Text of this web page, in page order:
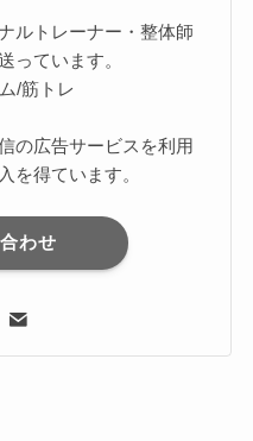
ルトレーナー・整体師
っています。
/筋トレ
の広告サービスを利用
を得ています。
わせ